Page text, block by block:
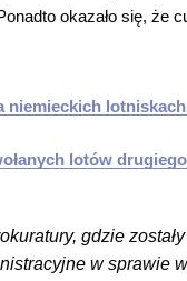
okazało się, że
niemieckich
lotów
gdzie
w sprawie